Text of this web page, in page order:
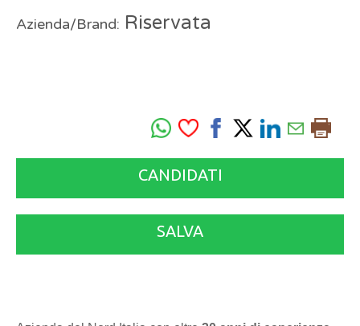
Azienda/Brand: Riservata
CANDIDATI
SALVA